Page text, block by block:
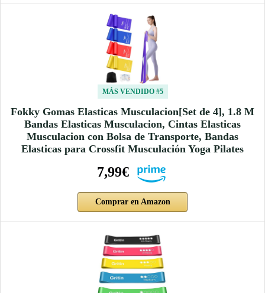
MÁS VENDIDO #5
Fokky Gomas Elasticas Musculacion[Set de 4], 1.8 M
Bandas Elasticas Musculacion, Cintas Elasticas
Musculacion con Bolsa de Transporte, Bandas
Elasticas para Crossfit Musculación Yoga Pilates
7,99€
Comprar en Amazon